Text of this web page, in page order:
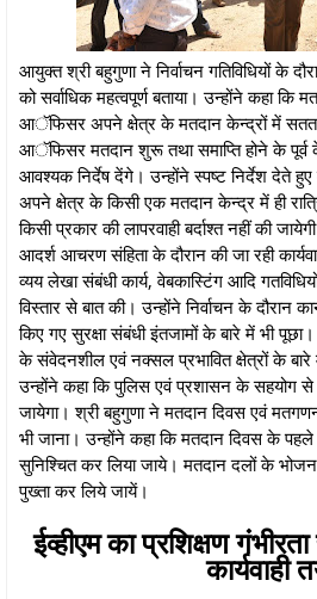
आयुक्त श्री बहुगुणा ने निर्वाचन गतिविधियों के
को सर्वाधिक महत्वपूर्ण बताया। उन्होंने कहा
आॅफिसर अपने क्षेत्र के मतदान केन्द्रों में
आॅफिसर मतदान शुरू तथा समाप्ति होने के पूर्व के
आवश्यक निर्देष देंगे। उन्होंने स्पष्ट निर्देश
अपने क्षेत्र के किसी एक मतदान केन्द्र में ही
किसी प्रकार की लापरवाही बर्दाश्त नहीं की
आदर्श आचरण संहिता के दौरान की जा रही
व्यय लेखा संबंधी कार्य, वेबकास्टिंग आदि
विस्तार से बात की। उन्होंने निर्वाचन के दौरान
किए गए सुरक्षा संबंधी इंतजामों के बारे में भी
के संवेदनशील एवं नक्सल प्रभावित क्षेत्रों के बारे
उन्होंने कहा कि पुलिस एवं प्रशासन के सहयोग से
जायेगा। श्री बहुगुणा ने मतदान दिवस एवं
भी जाना। उन्होंने कहा कि मतदान दिवस के पहले
सुनिश्चित कर लिया जाये। मतदान दलों के भोजन
पुख्ता कर लिये जायें।
ईव्हीएम का प्रशिक्षण
कार्यवाही